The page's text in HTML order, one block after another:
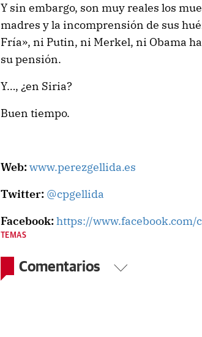
Y sin embargo, son muy reales los
madres y la incomprensión de sus
Fría», ni Putin, ni Merkel, ni Obama
su pensión.
Y…, ¿en Siria?
Buen tiempo.
Web:www.perezgellida.es
Twitter: @cpgellida
Facebook:https://www.facebook.com/
TEMAS
Comentarios